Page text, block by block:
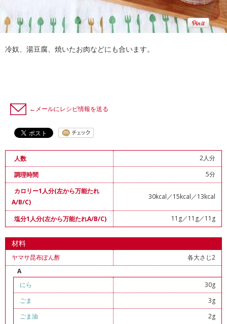
冷奴、湯豆腐、焼いたお肉などにも合います。
←メールにレシピ情報を送る
人数
2人分
調理時間
5分
カロリー1人分(左から万能たれ
A/B/C)
30kcal／15kcal／13kcal
塩分1人分(左から万能たれA/B/C) 11g／11g／11g
材料
ヤマサ昆布ぽん酢
各大さじ2
A
にら
30g
ごま
3g
ごま油
2g